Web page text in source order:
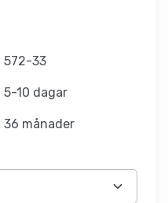
572-33
5-10 dagar
36 månader